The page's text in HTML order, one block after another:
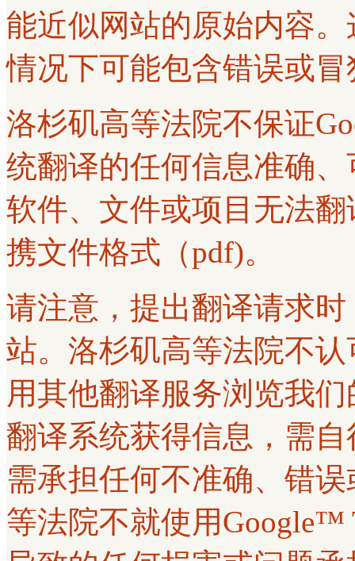
能近似网站的原始内容
情况下可能包含错误或
洛杉矶高等法院不保证
统翻译的任何信息准确
软件、文件或项目无法
携文件格式（pdf)。
请注意，提出翻译请求
站。洛杉矶高等法院不
用其他翻译服务浏览我
翻译系统获得信息，需
需承担任何不准确、错
等法院不就使用Google™